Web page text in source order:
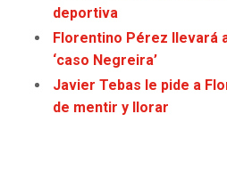
TEXANS
COLTS
JAGUARS
HEAT
MAGIC
WIZARDS
deportiva
Florentino Pérez llevará
‘caso Negreira’
Javier Tebas le pide a
de mentir y llorar